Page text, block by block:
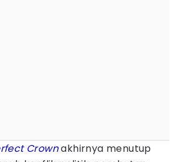
Crownakhirnya menutup